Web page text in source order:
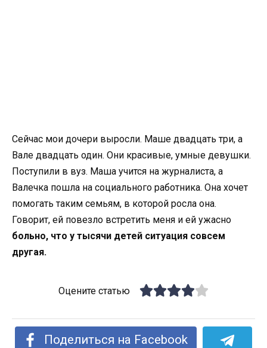
Сейчас мои дочери выросли. Маше двадцать три, а
Вале двадцать один. Они красивые, умные девушки.
Поступили в вуз. Маша учится на журналиста, а
Валечка пошла на социального работника. Она хочет
помогать таким семьям, в которой росла она.
Говорит, ей повезло встретить меня и ей ужасно
больно, что у тысячи детей ситуация совсем
другая.
Оцените статью
Поделиться на Facebook